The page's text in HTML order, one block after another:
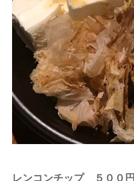
レンコンチップ ５００円